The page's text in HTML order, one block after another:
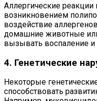
Аллергические
возникновением
воздействие
домашние животные
вызывать воспаление и
4. Генетические
Некоторые
способствовать